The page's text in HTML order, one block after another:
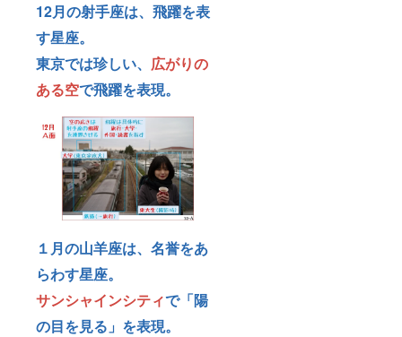
12月の射手座は、飛躍を表
す星座。
東京では珍しい、 広がりの
ある空で飛躍を表現。
１月の山羊座は、名誉をあ
らわす星座。
サンシャインシティで「陽
の目を見る」を表現。